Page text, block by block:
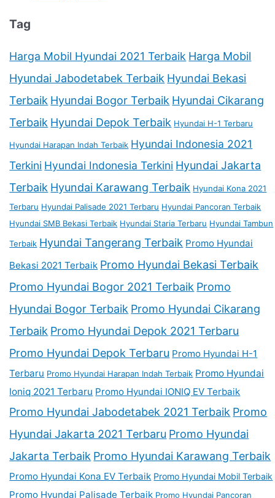
Tag
Harga Mobil Hyundai 2021 Terbaik Harga Mobil
Hyundai Jabodetabek Terbaik Hyundai Bekasi
Terbaik Hyundai Bogor Terbaik Hyundai Cikarang
Terbaik Hyundai Depok Terbaik Hyundai H-1 Terbaru
Hyundai Harapan Indah Terbaik Hyundai Indonesia 2021
Terkini Hyundai Indonesia Terkini Hyundai Jakarta
Terbaik Hyundai Karawang Terbaik Hyundai Kona 2021
Terbaru Hyundai Palisade 2021 Terbaru Hyundai Pancoran Terbaik
Hyundai SMB Bekasi Terbaik Hyundai Staria Terbaru Hyundai Tambun
Terbaik Hyundai Tangerang Terbaik Promo Hyundai
Bekasi 2021 Terbaik Promo Hyundai Bekasi Terbaik
Promo Hyundai Bogor 2021 Terbaik Promo
Hyundai Bogor Terbaik Promo Hyundai Cikarang
Terbaik Promo Hyundai Depok 2021 Terbaru
Promo Hyundai Depok Terbaru Promo Hyundai H-1
Terbaru Promo Hyundai Harapan Indah Terbaik Promo Hyundai
Ioniq 2021 Terbaru Promo Hyundai IONIQ EV Terbaik
Promo Hyundai Jabodetabek 2021 Terbaik Promo
Hyundai Jakarta 2021 Terbaru Promo Hyundai
Jakarta Terbaik Promo Hyundai Karawang Terbaik
Promo Hyundai Kona EV Terbaik Promo Hyundai Mobil Terbaik
Promo Hyundai Palisade Terbaik Promo Hyundai Pancoran